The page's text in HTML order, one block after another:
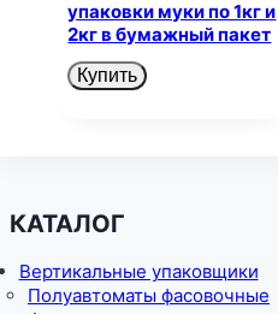
упаковки муки по 1кг и
2кг в бумажный пакет
Купить
КАТАЛОГ
Вертикальные упаковщики
Полуавтоматы фасовочные